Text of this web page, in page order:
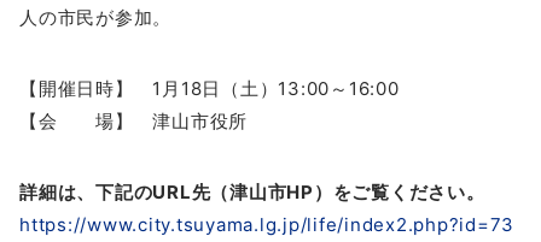
人の市民が参加。
【開催日時】 1月18日（土）13:00～16:00
【会 場】 津山市役所
詳細は、下記のURL先（津山市HP）をご覧ください。
https://www.city.tsuyama.lg.jp/life/index2.php?id=73